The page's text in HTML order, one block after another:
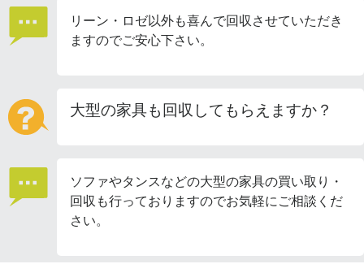
リーン・ロゼ以外も喜んで回収させていただき
ますのでご安心下さい。
大型の家具も回収してもらえますか？
ソファやタンスなどの大型の家具の買い取り・
回収も行っておりますのでお気軽にご相談くだ
さい。